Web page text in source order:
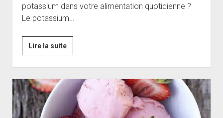
potassium dans votre alimentation quotidienne ?
Le potassium…
Lire la suiteLes
meilleurs
aliments
riches
en
potassium